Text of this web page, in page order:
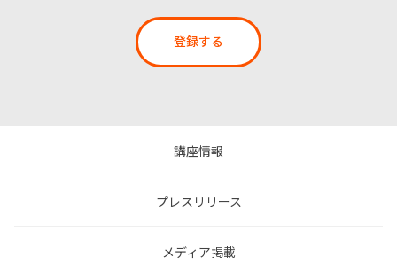
登録する
講座情報
プレスリリース
メディア掲載